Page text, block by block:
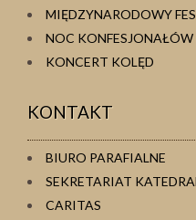
MIĘDZYNARODOWY
NOC KONFESJONAŁÓW
KONCERT KOLĘD
KONTAKT
BIURO PARAFIALNE
SEKRETARIAT
CARITAS